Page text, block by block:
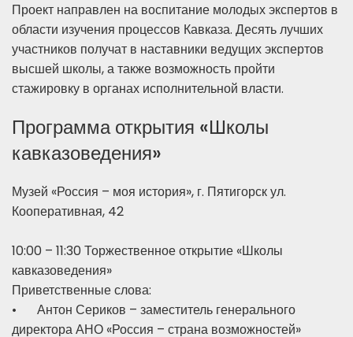
Проект направлен на воспитание молодых экспертов в
области изучения процессов Кавказа. Десять лучших
участников получат в наставники ведущих экспертов
высшей школы, а также возможность пройти
стажировку в органах исполнительной власти.
Программа открытия «Школы
кавказоведения»
Музей «Россия – моя история», г. Пятигорск ул.
Кооперативная, 42
10:00 – 11:30 Торжественное открытие «Школы
кавказоведения»
Приветственные слова:
•
Антон Сериков – заместитель генерального
директора АНО «Россия – страна возможностей»